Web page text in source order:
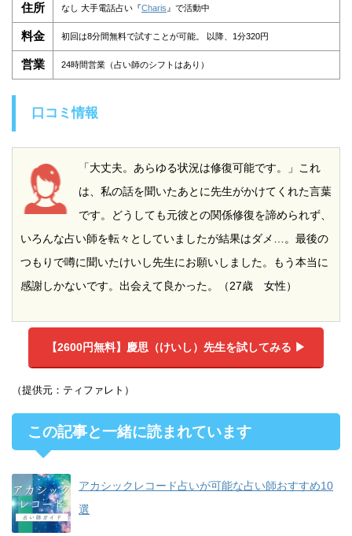
住所 なし 大手電話占い『Charis 』で活動中
料金 初回は8分間無料で試すことが可能。 以降、1分320円
営業 24時間営業（占い師のシフトはあり）
口コミ情報
「大丈夫。あらゆる状況は修復可能です。」これ
は、私の話を聞いたあとに先生がかけてくれた言葉
です。どうしても元彼との関係修復を諦められず、
いろんな占い師を転々としていましたが結果はダメ…。最後の
つもりで噂に聞いたけいし先生にお願いしました。もう本当に
感謝しかないです。出会えて良かった。（27歳 女性）
【2600円無料】 慶思（けいし）先生を試してみる ▶︎
（提供元：ティファレト）
この記事と一緒に読まれています
アカシックレコード占いが可能な占い師おすすめ10
選